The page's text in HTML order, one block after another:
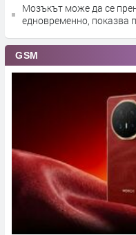
Мозъкът може да се
едновременно, показва
GSM